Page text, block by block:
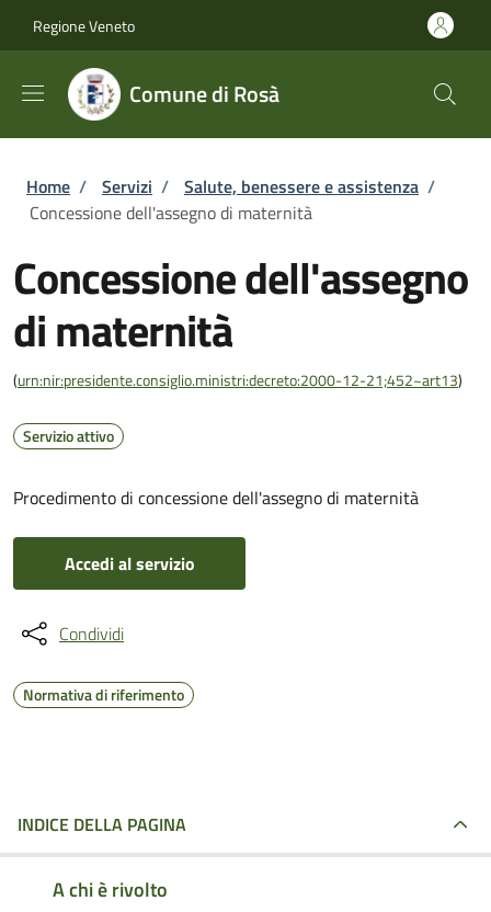
Regione Veneto
Comune di Rosà
Briciole di pane
Home / Servizi / Salute, benessere e assistenza /
Concessione dell'assegno di maternità
Concessione dell'assegno
di maternità
(urn:nir:presidente.consiglio.ministri:decreto:2000-12-21;452~art13)
Servizio attivo
Procedimento di concessione dell'assegno di maternità
Accedi al servizio
Condividi
Normativa di riferimento
INDICE DELLA PAGINA
A chi è rivolto